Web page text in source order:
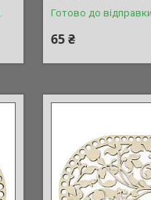
Готово до
65 ₴